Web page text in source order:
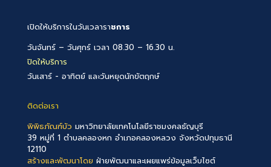
เปิดให้บริการในวันเวลาราชการ
วันจันทร์ – วันศุกร์ เวลา 08.30 – 16.30 น.
ปิดให้บริการ
วันเสาร์ - อาทิตย์ และวันหยุดนักขัตฤกษ์
ติดต่อเรา
พิพิธภัณฑ์บัว มหาวิทยาลัยเทคโนโลยีราชมงคลธัญบุรี
39 หมู่ที่ 1 ตำบลคลองหก อำเภอคลองหลวง จังหวัดปทุมธานี
12110
สร้างและพัฒนาโดย ฝ่ายพัฒนาและเผยแพร่ข้อมูลเว็บไซต์